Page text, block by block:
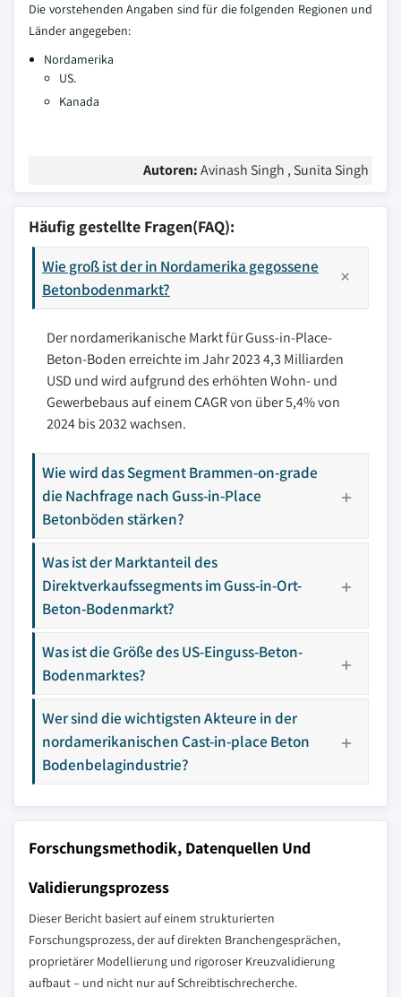
Die vorstehenden Angaben sind für die folgenden Regionen und
Länder angegeben:
Nordamerika
US.
Kanada
Autoren:Avinash Singh , Sunita Singh
Häufig gestellte Fragen(FAQ):
Wie groß ist der in Nordamerika gegossene
Betonbodenmarkt?
Der nordamerikanische Markt für Guss-in-Place-
Beton-Boden erreichte im Jahr 2023 4,3 Milliarden
USD und wird aufgrund des erhöhten Wohn- und
Gewerbebaus auf einem CAGR von über 5,4% von
2024 bis 2032 wachsen.
Wie wird das Segment Brammen-on-grade
die Nachfrage nach Guss-in-Place
Betonböden stärken?
Was ist der Marktanteil des
Direktverkaufssegments im Guss-in-Ort-
Beton-Bodenmarkt?
Was ist die Größe des US-Einguss-Beton-
Bodenmarktes?
Wer sind die wichtigsten Akteure in der
nordamerikanischen Cast-in-place Beton
Bodenbelagindustrie?
Forschungsmethodik, Datenquellen Und
Validierungsprozess
Dieser Bericht basiert auf einem strukturierten
Forschungsprozess, der auf direkten Branchengesprächen,
proprietärer Modellierung und rigoroser Kreuzvalidierung
aufbaut – und nicht nur auf Schreibtischrecherche.